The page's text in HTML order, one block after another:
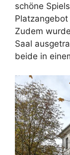
schöne
Zudem
Saal
beide in